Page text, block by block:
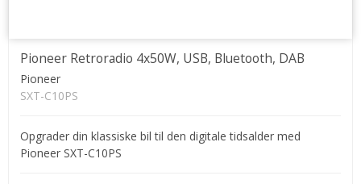
Pioneer Retroradio 4x50W, USB, Bluetooth, DAB
Pioneer
SXT-C10PS
Opgrader din klassiske bil til den digitale tidsalder med
Pioneer SXT-C10PS